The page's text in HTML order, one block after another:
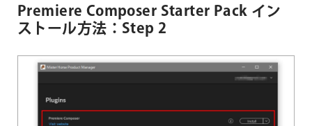
Premiere Composer Starter Pack イン
ストール方法：Step 2